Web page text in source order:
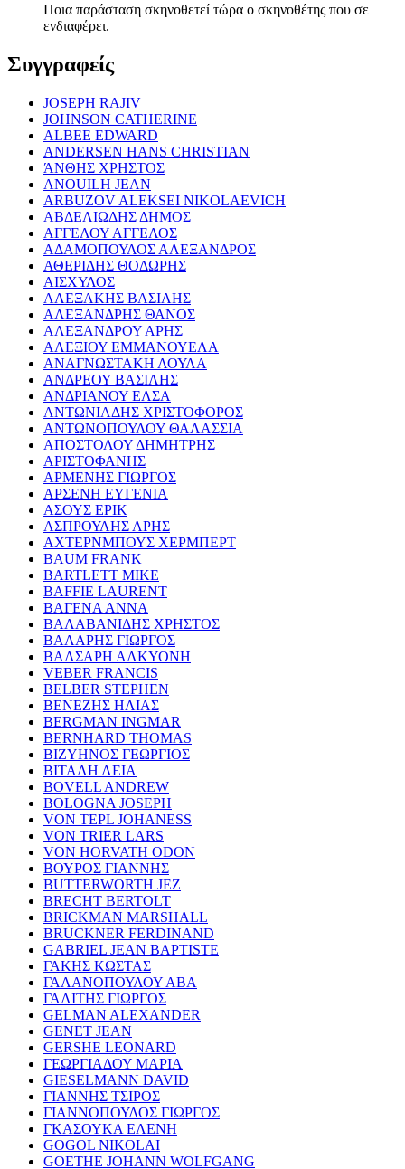
Ποια παράσταση σκηνοθετεί τώρα ο σκηνοθέτης που σε
ενδιαφέρει.
Συγγραφείς
JOSEPH RAJIV
JOHNSON CATHERINE
ALBEE EDWARD
ANDERSEN HANS CHRISTIAN
ΆΝΘΗΣ ΧΡΗΣΤΟΣ
ANOUILH JEAN
ARBUZOV ALEKSEI NIKOLAEVICH
ΑΒΔΕΛΙΩΔΗΣ ΔΗΜΟΣ
ΑΓΓΕΛΟΥ ΑΓΓΕΛΟΣ
ΑΔΑΜΟΠΟΥΛΟΣ ΑΛΕΞΑΝΔΡΟΣ
ΑΘΕΡΙΔΗΣ ΘΟΔΩΡΗΣ
ΑΙΣΧΥΛΟΣ
ΑΛΕΞΑΚΗΣ ΒΑΣΙΛΗΣ
ΑΛΕΞΑΝΔΡΗΣ ΘΑΝΟΣ
ΑΛΕΞΑΝΔΡΟΥ ΑΡΗΣ
ΑΛΕΞΙΟΥ ΕΜΜΑΝΟΥΕΛΑ
ΑΝΑΓΝΩΣΤΑΚΗ ΛΟΥΛΑ
ΑΝΔΡΕΟΥ ΒΑΣΙΛΗΣ
ΑΝΔΡΙΑΝΟΥ ΕΛΣΑ
ΑΝΤΩΝΙΑΔΗΣ ΧΡΙΣΤΟΦΟΡΟΣ
ΑΝΤΩΝΟΠΟΥΛΟΥ ΘΑΛΑΣΣΙΑ
ΑΠΟΣΤΟΛΟΥ ΔΗΜΗΤΡΗΣ
ΑΡΙΣΤΟΦΑΝΗΣ
ΑΡΜΕΝΗΣ ΓΙΩΡΓΟΣ
ΑΡΣΕΝΗ ΕΥΓΕΝΙΑ
ΑΣΟΥΣ ΕΡΙΚ
ΑΣΠΡΟΥΛΗΣ ΑΡΗΣ
ΑΧΤΕΡΝΜΠΟΥΣ ΧΕΡΜΠΕΡΤ
BAUM FRANK
BARTLETT MIKE
BAFFIE LAURENT
ΒΑΓΕΝΑ ΑΝΝΑ
ΒΑΛΑΒΑΝΙΔΗΣ ΧΡΗΣΤΟΣ
ΒΑΛΑΡΗΣ ΓΙΩΡΓΟΣ
ΒΑΛΣΑΡΗ ΑΛΚΥΟΝΗ
VEBER FRANCIS
BELBER STEPHEN
ΒΕΝΕΖΗΣ ΗΛΙΑΣ
BERGMAN INGMAR
BERNHARD THOMAS
ΒΙΖΥΗΝΟΣ ΓΕΩΡΓΙΟΣ
ΒΙΤΑΛΗ ΛΕΙΑ
BOVELL ANDREW
BOLOGNA JOSEPH
VON TEPL JOHANESS
VON TRIER LARS
VON HORVATH ODON
ΒΟΥΡΟΣ ΓΙΑΝΝΗΣ
BUTTERWORTH JEZ
BRECHT BERTOLT
BRICKMAN MARSHALL
BRUCKNER FERDINAND
GABRIEL JEAN BAPTISTE
ΓΑΚΗΣ ΚΩΣΤΑΣ
ΓΑΛΑΝΟΠΟΥΛΟΥ ΑΒΑ
ΓΑΛΙΤΗΣ ΓΙΩΡΓΟΣ
GELMAN ALEXANDER
GENET JEAN
GERSHE LEONARD
ΓΕΩΡΓΙΑΔΟΥ ΜΑΡΙΑ
GIESELMANN DAVID
ΓΙΑΝΝΗΣ ΤΣΙΡΟΣ
ΓΙΑΝΝΟΠΟΥΛΟΣ ΓΙΩΡΓΟΣ
ΓΚΑΣΟΥΚΑ ΕΛΕΝΗ
GOGOL NIKOLAI
GOETHE JOHANN WOLFGANG